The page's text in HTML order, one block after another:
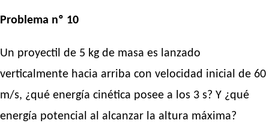
Problema nº 10
Un proyectil de 5 kg de masa es lanzado
verticalmente hacia arriba con velocidad inicial de 60
m/s, ¿qué energía cinética posee a los 3 s? Y ¿qué
energía potencial al alcanzar la altura máxima?